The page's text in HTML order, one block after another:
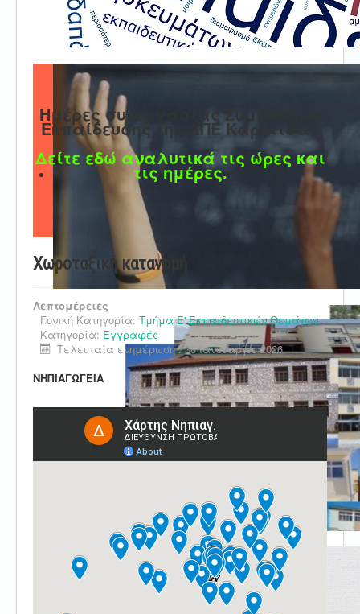
Επικοινωνία
Ημέρες συνεργασίας Συμβούλων
Εκπαίδευσης της ΔΠΕ Καρδίτσας
Δείτε εδώ αναλυτικά τις ώρες και
τις ημέρες.
Χωροταξική κατανομή
Λεπτομέρειες
Γονική Κατηγορία: Τμήμα Ε' Εκπαιδευτικών Θεμάτων
Κατηγορία: Εγγραφές
Τελευταία ενημέρωση : 30 Ιανουαρίου 2026
ΝΗΠΙΑΓΩΓΕΙΑ